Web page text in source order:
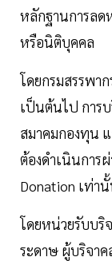
หลักฐานการลด
หรือนิติบุคคล
โดยกรมสรรพา
เป็นต้นไป การ
สมาคมกองทุน
ต้องดำเนินการ
Donation เท่า
โดยหน่วยรับบริ
ระดาษ ผู้บริจาค